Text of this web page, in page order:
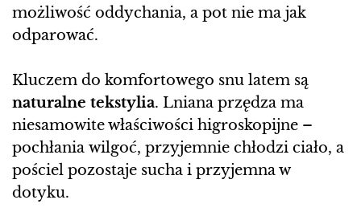
możliwość oddychania, a pot nie ma jak
odparować.
Kluczem do komfortowego snu latem są
naturalne tekstylia. Lniana przędza ma
niesamowite właściwości higroskopijne –
pochłania wilgoć, przyjemnie chłodzi ciało, a
pościel pozostaje sucha i przyjemna w
dotyku.